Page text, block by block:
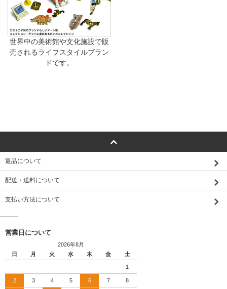
世界中の美術館や文化施設で販
売されるライフスタイルブラン
ドです。
返品について
配送・送料について
支払い方法について
営業日について
2026年8月
日
月 火 水 木 金 土
1
2 3 4 5 6 7 8